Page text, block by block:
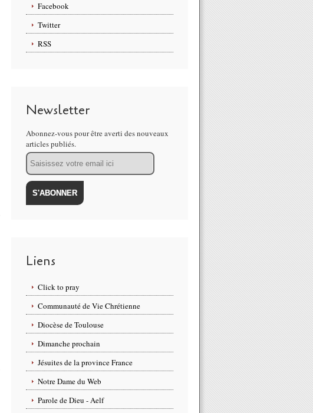
Facebook
Twitter
RSS
Newsletter
Abonnez-vous pour être averti des nouveaux
articles publiés.
Email
Liens
Click to pray
Communauté de Vie Chrétienne
Diocèse de Toulouse
Dimanche prochain
Jésuites de la province France
Notre Dame du Web
Parole de Dieu - Aelf